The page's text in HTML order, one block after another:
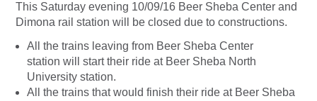
This Saturday evening 10/09/16 Beer Sheba Center and
Dimona rail station will be closed due to constructions.
All the trains leaving from Beer Sheba Center
station will start their ride at Beer Sheba North
University station.
All the trains that would finish their ride at Beer Sheba